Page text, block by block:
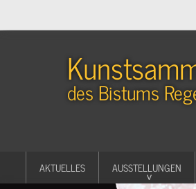
des Bistums
AKTUELLES AUSSTELLUNGEN